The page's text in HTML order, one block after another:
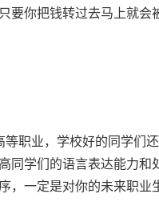
要你把钱转过去马上就会
职业，学校好的同学们
同学们的语言表达能力和
，一定是对你的未来职业